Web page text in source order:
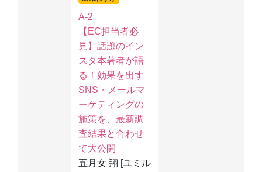
A-2
【EC担当者必
見】話題のイン
スタ本著者が語
る！効果を出す
SNS・メールマ
ーケティングの
施策を、最新調
査結果と合わせ
て大公開
五月女 翔 [ユミル